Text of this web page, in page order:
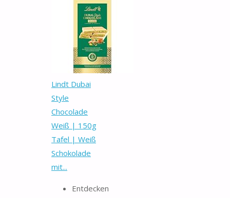
Lindt Dubai
Style
Chocolade
Weiß | 150g
Tafel | Weiß
Schokolade
mit...
Entdecken